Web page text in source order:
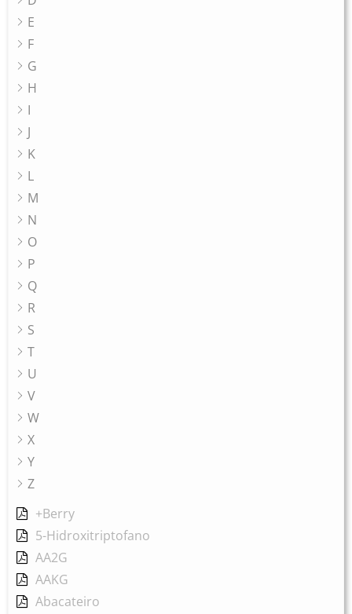
E
F
G
H
I
J
K
L
M
N
O
P
Q
R
S
T
U
V
W
X
Y
Z
+Berry
5-Hidroxitriptofano
AA2G
AAKG
Abacateiro